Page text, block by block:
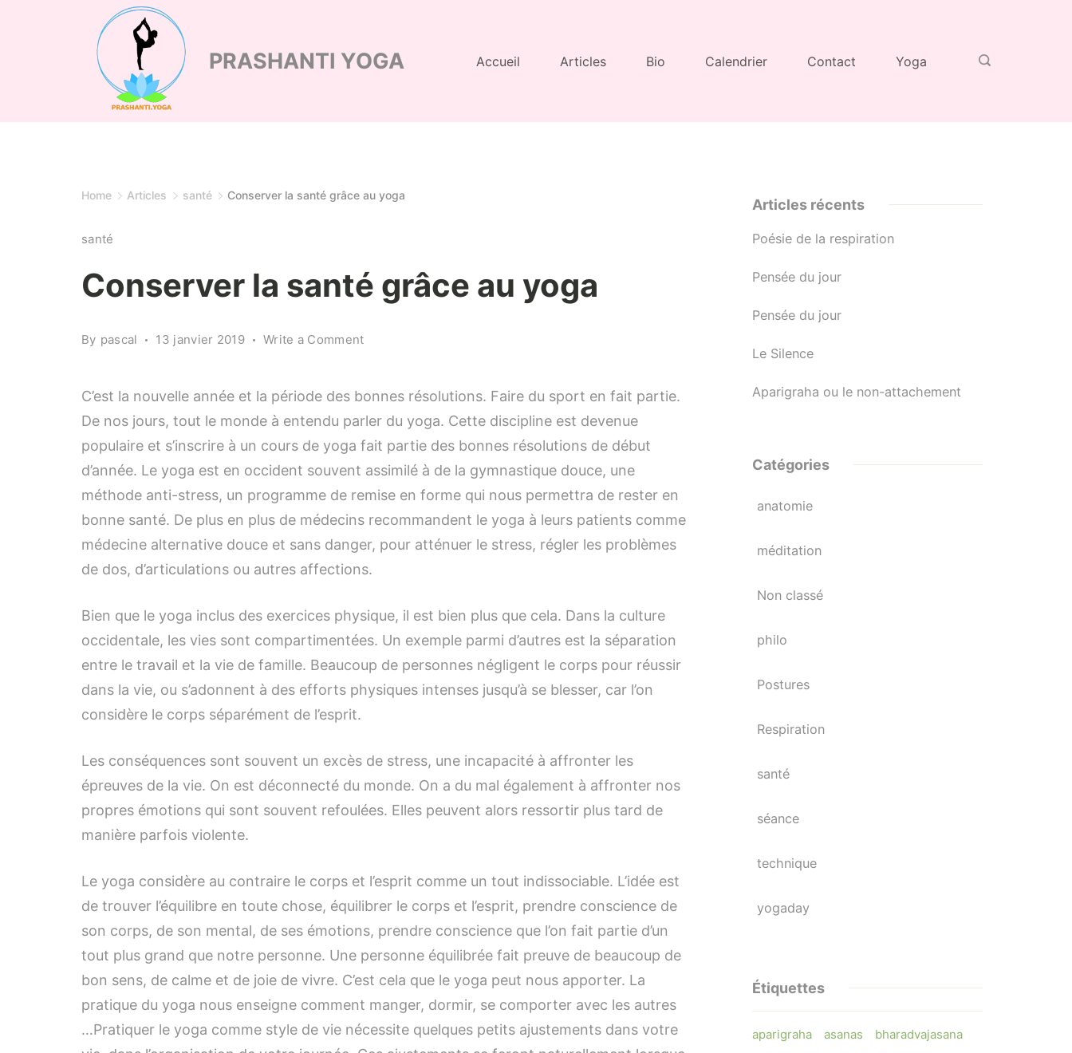
PRASHANTI YOGA Accueil Articles Bio Calendrier Contact Yoga
Home Articles santé Conserver la santé grâce au yoga
santé
Conserver la santé grâce au yoga
By pascal 13 janvier 2019 Write a Commenton
santé
grâce
au
yoga
C’est la nouvelle année et la période des bonnes résolutions. Faire du sport en fait partie.
De nos jours, tout le monde à entendu parler du yoga. Cette discipline est devenue
populaire et s’inscrire à un cours de yoga fait partie des bonnes résolutions de début
d’année. Le yoga est en occident souvent assimilé à de la gymnastique douce, une
méthode anti-stress, un programme de remise en forme qui nous permettra de rester en
bonne santé. De plus en plus de médecins recommandent le yoga à leurs patients comme
médecine alternative douce et sans danger, pour atténuer le stress, régler les problèmes
de dos, d’articulations ou autres affections.
Bien que le yoga inclus des exercices physique, il est bien plus que cela. Dans la culture
occidentale, les vies sont compartimentées. Un exemple parmi d’autres est la séparation
entre le travail et la vie de famille. Beaucoup de personnes négligent le corps pour réussir
dans la vie, ou s’adonnent à des efforts physiques intenses jusqu’à se blesser, car l’on
considère le corps séparément de l’esprit.
Les conséquences sont souvent un excès de stress, une incapacité à affronter les
épreuves de la vie. On est déconnecté du monde. On a du mal également à affronter nos
propres émotions qui sont souvent refoulées. Elles peuvent alors ressortir plus tard de
manière parfois violente.
Le yoga considère au contraire le corps et l’esprit comme un tout indissociable. L’idée est
de trouver l’équilibre en toute chose, équilibrer le corps et l’esprit, prendre conscience de
son corps, de son mental, de ses émotions, prendre conscience que l’on fait partie d’un
tout plus grand que notre personne. Une personne équilibrée fait preuve de beaucoup de
bon sens, de calme et de joie de vivre. C’est cela que le yoga peut nous apporter. La
pratique du yoga nous enseigne comment manger, dormir, se comporter avec les autres
…Pratiquer le yoga comme style de vie nécessite quelques petits ajustements dans votre
Articles récents
Poésie de la respiration
Pensée du jour
Pensée du jour
Le Silence
Aparigraha ou le non-attachement
Catégories
anatomie
méditation
Non classé
philo
Postures
Respiration
santé
séance
technique
yogaday
Étiquettes
aparigraha asanas
bharadvajasana